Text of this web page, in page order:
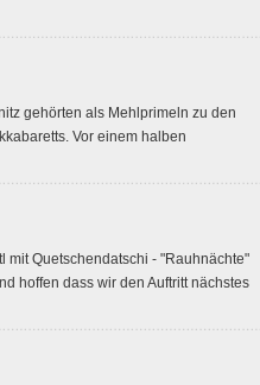
gehörten als Mehlprimeln zu den
Vor einem halben
mit Quetschendatschi - "Rauhnächte"
hoffen dass wir den Auftritt nächstes